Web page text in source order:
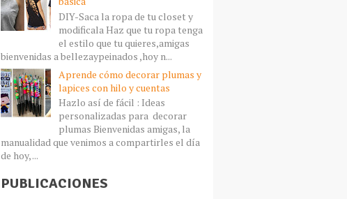
DIY-Saca la ropa de tu closet y
modificala Haz que tu ropa tenga
el estilo que tu quieres,amigas
bienvenidas a bellezaypeinados ,hoy n...
Aprende cómo decorar plumas y
lapices con hilo y cuentas
Hazlo así de fácil : Ideas
personalizadas para decorar
plumas Bienvenidas amigas, la
manualidad que venimos a compartirles el día
de hoy, ...
PUBLICACIONES